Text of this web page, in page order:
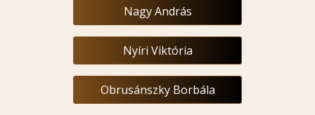
Nagy András
Nyíri Viktória
Obrusánszky Borbála